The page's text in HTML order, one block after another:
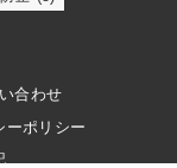
合わせ
ーポリシー